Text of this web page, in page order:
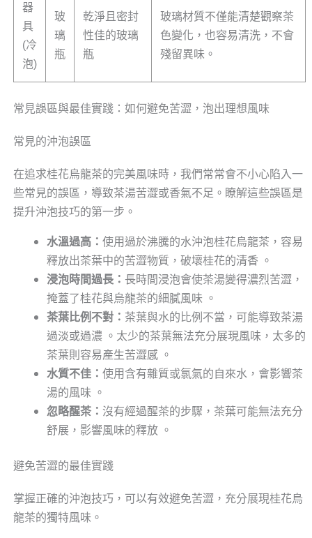
器
具
(冷
泡)
玻
璃
瓶
乾淨且密封
性佳的玻璃
瓶
玻璃材質不僅能清楚觀察茶
色變化，也容易清洗，不會
殘留異味。
常見誤區與最佳實踐：如何避免苦澀，泡出理想風味
常見的沖泡誤區
在追求桂花烏龍茶的完美風味時，我們常常會不小心陷入一
些常見的誤區，導致茶湯苦澀或香氣不足。瞭解這些誤區是
提升沖泡技巧的第一步。
水溫過高： 使用過於沸騰的水沖泡桂花烏龍茶，容易
釋放出茶葉中的苦澀物質，破壞桂花的清香 。
浸泡時間過長： 長時間浸泡會使茶湯變得濃烈苦澀，
掩蓋了桂花與烏龍茶的細膩風味 。
茶葉比例不對： 茶葉與水的比例不當，可能導致茶湯
過淡或過濃 。太少的茶葉無法充分展現風味，太多的
茶葉則容易產生苦澀感 。
水質不佳： 使用含有雜質或氯氣的自來水，會影響茶
湯的風味 。
忽略醒茶： 沒有經過醒茶的步驟，茶葉可能無法充分
舒展，影響風味的釋放 。
避免苦澀的最佳實踐
掌握正確的沖泡技巧，可以有效避免苦澀，充分展現桂花烏
龍茶的獨特風味。